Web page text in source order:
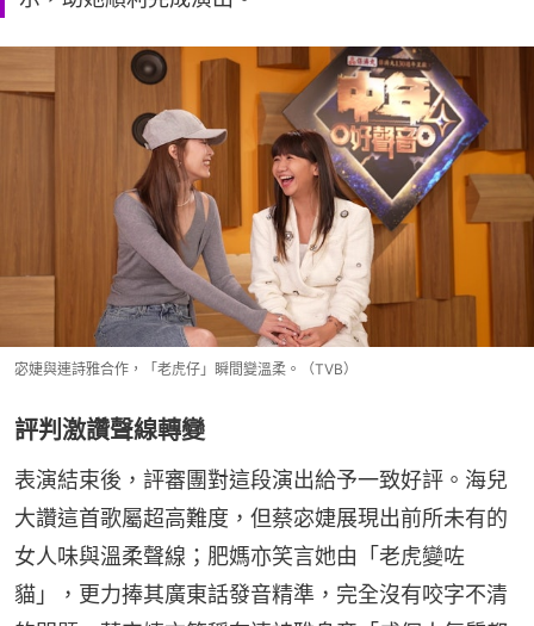
宓婕與連詩雅合作，「老虎仔」瞬間變溫柔。（TVB）
評判激讚聲線轉變
表演結束後，評審團對這段演出給予一致好評。海兒
大讚這首歌屬超高難度，但蔡宓婕展現出前所未有的
女人味與溫柔聲線；肥媽亦笑言她由「老虎變咗
貓」，更力捧其廣東話發音精準，完全沒有咬字不清